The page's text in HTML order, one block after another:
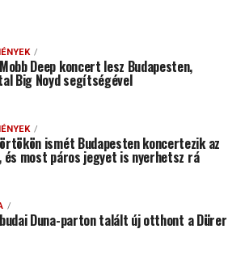
Deep koncert lesz Budapesten,
Big Noyd segítségével
ismét Budapesten koncertezik az
és most páros jegyet is nyerhetsz rá
Duna-parton talált új otthont a Dürer